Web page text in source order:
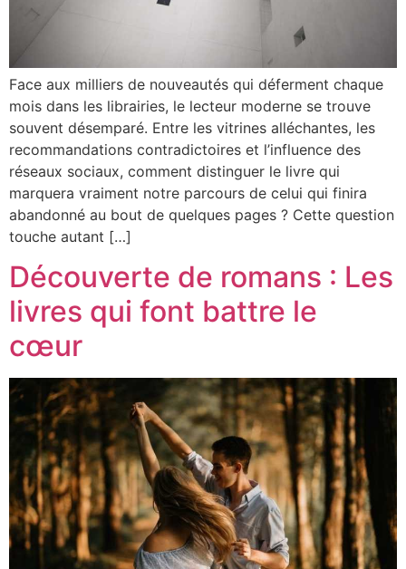
Face aux milliers de nouveautés qui déferment chaque
mois dans les librairies, le lecteur moderne se trouve
souvent désemparé. Entre les vitrines alléchantes, les
recommandations contradictoires et l’influence des
réseaux sociaux, comment distinguer le livre qui
marquera vraiment notre parcours de celui qui finira
abandonné au bout de quelques pages ? Cette question
touche autant […]
Découverte de romans : Les
livres qui font battre le
cœur